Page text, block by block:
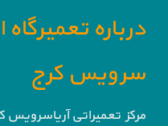
درباره تعمیرگاه
سرویس کرج
مرکز تعمیراتی آریاسرویس